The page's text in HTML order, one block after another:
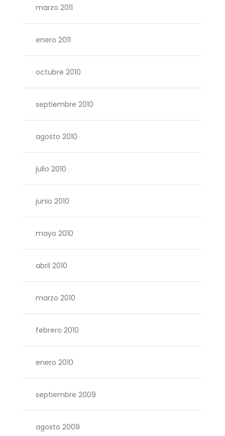
marzo 2011
enero 2011
octubre 2010
septiembre 2010
agosto 2010
julio 2010
junio 2010
mayo 2010
abril 2010
marzo 2010
febrero 2010
enero 2010
septiembre 2009
agosto 2009